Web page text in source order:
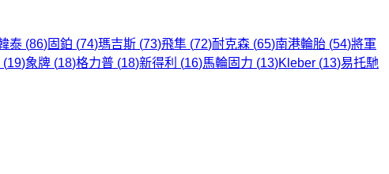
泰 (86)固鉑 (74)瑪吉斯 (73)飛隼 (72)耐克森 (65)南港輪胎 (54)將軍
(19)象牌 (18)格力普 (18)新得利 (16)馬輪固力 (13)Kleber (13)易托馳